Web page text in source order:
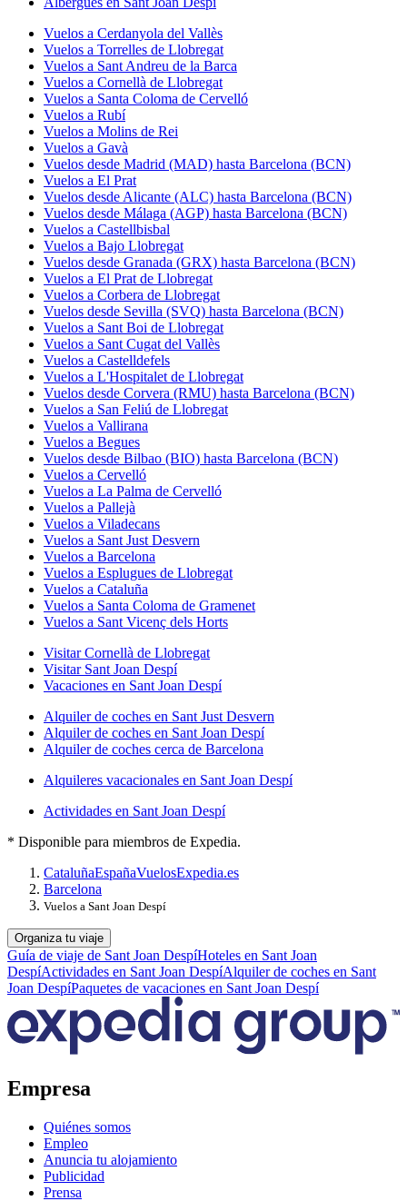
Vuelos a Cerdanyola del Vallès
Vuelos a Torrelles de Llobregat
Vuelos a Sant Andreu de la Barca
Vuelos a Cornellà de Llobregat
Vuelos a Santa Coloma de Cervelló
Vuelos a Rubí
Vuelos a Molins de Rei
Vuelos a Gavà
Vuelos desde Madrid (MAD) hasta Barcelona (BCN)
Vuelos a El Prat
Vuelos desde Alicante (ALC) hasta Barcelona (BCN)
Vuelos desde Málaga (AGP) hasta Barcelona (BCN)
Vuelos a Castellbisbal
Vuelos a Bajo Llobregat
Vuelos desde Granada (GRX) hasta Barcelona (BCN)
Vuelos a El Prat de Llobregat
Vuelos a Corbera de Llobregat
Vuelos desde Sevilla (SVQ) hasta Barcelona (BCN)
Vuelos a Sant Boi de Llobregat
Vuelos a Sant Cugat del Vallès
Vuelos a Castelldefels
Vuelos a L'Hospitalet de Llobregat
Vuelos desde Corvera (RMU) hasta Barcelona (BCN)
Vuelos a San Feliú de Llobregat
Vuelos a Vallirana
Vuelos a Begues
Vuelos desde Bilbao (BIO) hasta Barcelona (BCN)
Vuelos a Cervelló
Vuelos a La Palma de Cervelló
Vuelos a Pallejà
Vuelos a Viladecans
Vuelos a Sant Just Desvern
Vuelos a Barcelona
Vuelos a Esplugues de Llobregat
Vuelos a Cataluña
Vuelos a Santa Coloma de Gramenet
Vuelos a Sant Vicenç dels Horts
Visitar Cornellà de Llobregat
Visitar Sant Joan Despí
Vacaciones en Sant Joan Despí
Alquiler de coches en Sant Just Desvern
Alquiler de coches en Sant Joan Despí
Alquiler de coches cerca de Barcelona
Alquileres vacacionales en Sant Joan Despí
Actividades en Sant Joan Despí
* Disponible para miembros de Expedia.
CataluñaEspañaVuelosExpedia.es
Barcelona
Vuelos a Sant Joan Despí
Organiza tu viaje
Guía de viaje de Sant Joan DespíHoteles en Sant Joan
DespíActividades en Sant Joan DespíAlquiler de coches en Sant
Joan DespíPaquetes de vacaciones en Sant Joan Despí
Empresa
Quiénes somos
Empleo
Anuncia tu alojamiento
Publicidad
Prensa